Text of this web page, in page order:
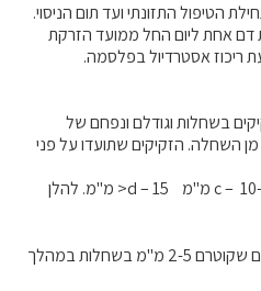
הטיפול התזונתי ועד תום הניסוי.
דם אחת ליום החל ממועד הזרקת
בשחלות וגודלם ונפחם של
השחלה. הזקיקים שתועדו על פני
a – 2-5 מ"מ b – 6-9 מ"מ c – 10-14 מ"מ d – 15< מ"מ. להלן
תרשים מס' 1. הדינמיקה של זקיקים שקוטרם 2-5 מ"מ בשחלות במהלך